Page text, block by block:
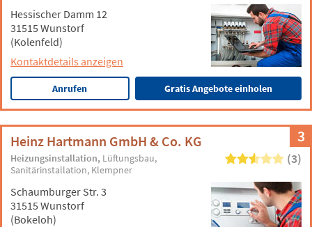
Hessischer Damm 12
31515 Wunstorf
(Kolenfeld)
Kontaktdetails anzeigen
Anrufen Gratis Angebote einholen
3
Heinz Hartmann GmbH & Co. KG
Heizungsinstallation Lüftungsbau
Sanitärinstallation Klempner
(3)
Schaumburger Str. 3
31515 Wunstorf
(Bokeloh)